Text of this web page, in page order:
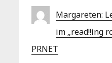
Margareten:
im „read!!ing
PRNET